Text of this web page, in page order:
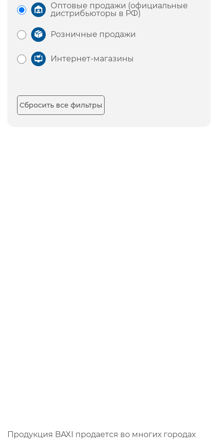
Оптовые продажи (официальные
дистрибьюторы в РФ)
Розничные продажи
Интернет-магазины
Сбросить все фильтры
Продукция BAXI продается во многих городах